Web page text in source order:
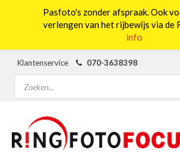
Klantenservice
070-3638398
Producten
zoeken
Pasfoto's zonder afspraak. Ook
verlengen van het rijbewijs via de
info